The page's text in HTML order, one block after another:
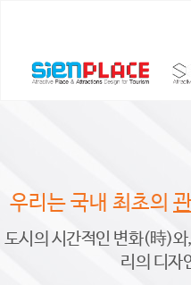
우리는 국내 최초의
도시의 시간적인 변화(時)
리의 디자